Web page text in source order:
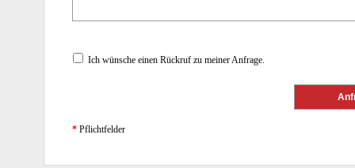
Ich wünsche einen Rückruf zu meiner Anfrage.
* Pflichtfelder